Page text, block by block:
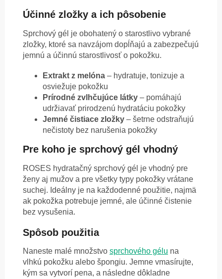
Účinné zložky a ich pôsobenie
Sprchový gél je obohatený o starostlivo vybrané
zložky, ktoré sa navzájom dopĺňajú a zabezpečujú
jemnú a účinnú starostlivosť o pokožku.
Extrakt z melóna – hydratuje, tonizuje a
osviežuje pokožku
Prírodné zvlhčujúce látky – pomáhajú
udržiavať prirodzenú hydratáciu pokožky
Jemné čistiace zložky – šetrne odstraňujú
nečistoty bez narušenia pokožky
Pre koho je sprchový gél vhodný
ROSES hydratačný sprchový gél je vhodný pre
ženy aj mužov a pre všetky typy pokožky vrátane
suchej. Ideálny je na každodenné použitie, najmä
ak pokožka potrebuje jemné, ale účinné čistenie
bez vysušenia.
Spôsob použitia
Naneste malé množstvo sprchového gélu na
vlhkú pokožku alebo špongiu. Jemne vmasírujte,
kým sa vytvorí pena, a následne dôkladne